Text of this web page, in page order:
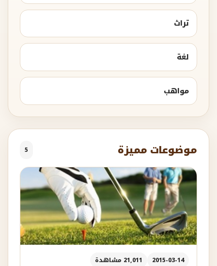
تراث
لغة
مواهب
موضوعات مميزة 5
2015-03-14 21,011 مشاهدة